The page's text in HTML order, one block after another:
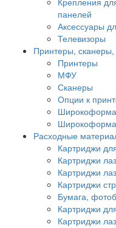
панелей
Аксессуары
Телевизоры
Принтеры,
Принтеры
МФУ
Сканеры
Опции к
Расходные
Картриджи
Картриджи
Картриджи
Картриджи
Бумага,
Картриджи
Картриджи